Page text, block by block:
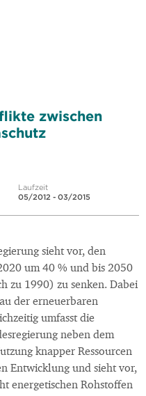
zwischen
Laufzeit
05/2012 - 03/2015
sieht vor, den
um 40 % und bis 2050
zu 1990) zu senken. Dabei
der erneuerbaren
umfasst die
neben dem
knapper Ressourcen
Entwicklung und sieht vor,
energetischen Rohstoffen